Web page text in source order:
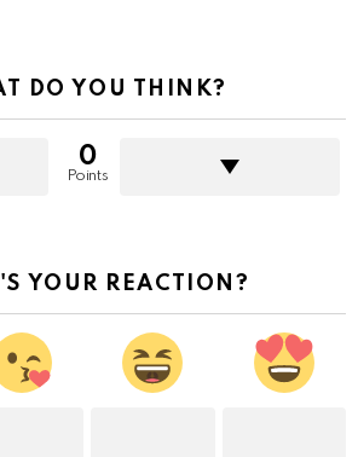
DO YOU THINK?
0
Points
YOUR REACTION?